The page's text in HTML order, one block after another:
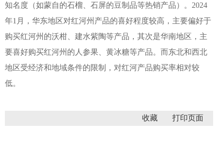
知名度（如蒙自的石榴、石屏的豆制品等热销产品）。2024
年1月，华东地区对红河州产品的喜好程度较高，主要偏好于
购买红河州的沃柑、建水紫陶等产品，其次是华南地区，主
要喜好购买红河州的人参果、黄冰糖等产品。而东北和西北
地区受经济和地域条件的限制，对红河产品购买率相对较
低。
收藏